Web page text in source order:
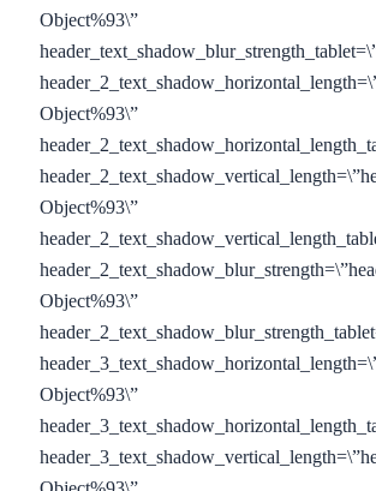
Object%93\”
Object%93\”
Object%93\”
Object%93\”
Object%93\”